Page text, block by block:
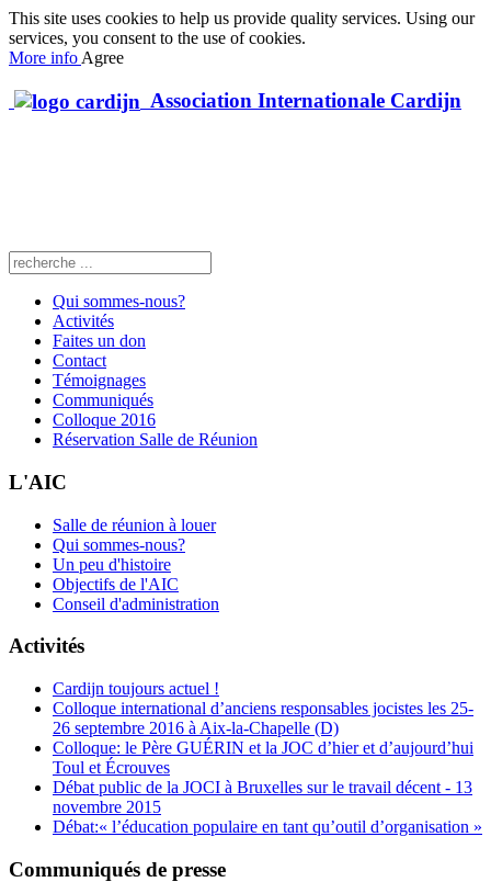
This site uses cookies to help us provide quality services. Using our
services, you consent to the use of cookies.
More info Agree
Association Internationale Cardijn
Qui sommes-nous?
Activités
Faites un don
Contact
Témoignages
Communiqués
Colloque 2016
Réservation Salle de Réunion
L'AIC
Salle de réunion à louer
Qui sommes-nous?
Un peu d'histoire
Objectifs de l'AIC
Conseil d'administration
Activités
Cardijn toujours actuel !
Colloque international d’anciens responsables jocistes les 25-
26 septembre 2016 à Aix-la-Chapelle (D)
Colloque: le Père GUÉRIN et la JOC d’hier et d’aujourd’hui
Toul et Écrouves
Débat public de la JOCI à Bruxelles sur le travail décent - 13
novembre 2015
Débat:« l’éducation populaire en tant qu’outil d’organisation »
Communiqués de presse